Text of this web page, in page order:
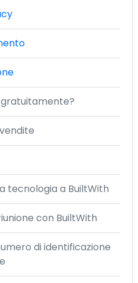
gratuitamente?
tecnologia a BuiltWith
con BuiltWith
di identificazione